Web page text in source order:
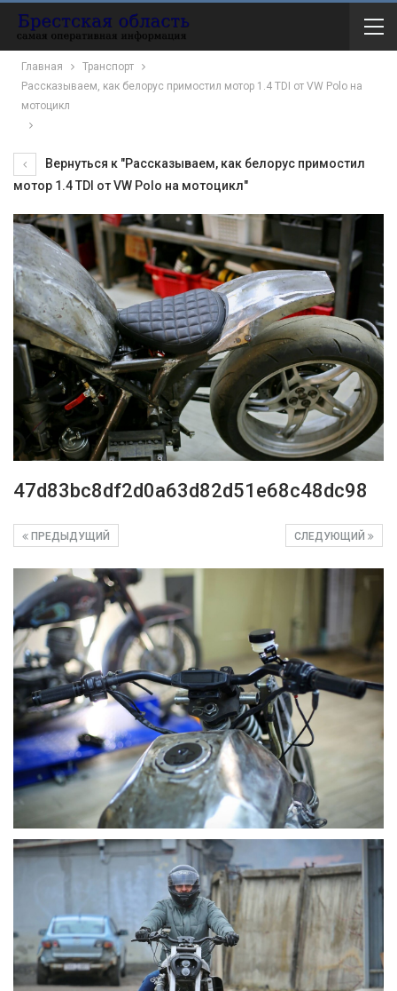
Главная
Транспорт
Рассказываем, как белорус примостил мотор 1.4 TDI от VW Polo на
мотоцикл
Вернуться к "Рассказываем, как белорус примостил
мотор 1.4 TDI от VW Polo на мотоцикл"
47d83bc8df2d0a63d82d51e68c48dc98
СЛЕДУЮЩИЙ
ПРЕДЫДУЩИЙ